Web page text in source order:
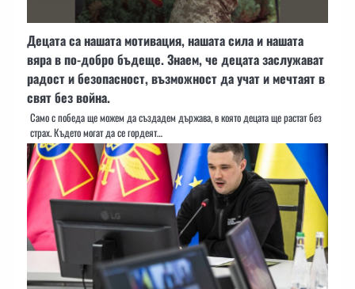
Децата са нашата мотивация, нашата сила и нашата
вяра в по-добро бъдеще. Знаем, че децата заслужават
радост и безопасност, възможност да учат и мечтаят в
свят без война.
Само с победа ще можем да създадем държава, в която децата ще растат без
страх. Където могат да се гордеят…